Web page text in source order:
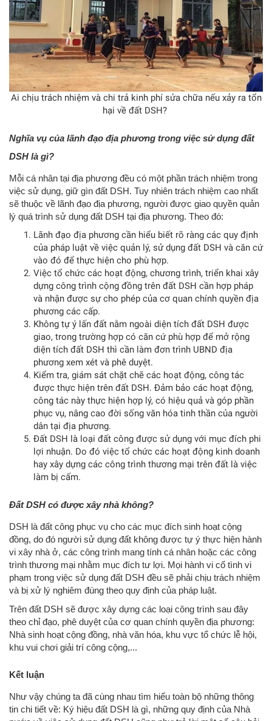
Ai chịu trách nhiệm và chi trả kinh phí sửa chữa nếu xảy ra tổn
hại về đất DSH?
Nghĩa vụ của lãnh đạo địa phương trong việc sử dụng đất
DSH là gì?
Mỗi cá nhân tại địa phương đều có một phần trách nhiệm trong
việc sử dụng, giữ gìn đất DSH. Tuy nhiên trách nhiệm cao nhất
sẽ thuộc về lãnh đạo địa phương, người được giao quyền quản
lý quá trình sử dụng đất DSH tại địa phương. Theo đó:
Lãnh đạo địa phương cần hiểu biết rõ ràng các quy định
của pháp luật về việc quản lý, sử dụng đất DSH và căn cứ
vào đó để thực hiện cho phù hợp.
Việc tổ chức các hoạt động, chương trình, triển khai xây
dựng công trình cộng đồng trên đất DSH cần hợp pháp
và nhận được sự cho phép của cơ quan chính quyền địa
phương các cấp.
Không tự ý lấn đất nằm ngoài diện tích đất DSH được
giao, trong trường hợp có căn cứ phù hợp để mở rộng
diện tích đất DSH thì cần làm đơn trình UBND địa
phương xem xét và phê duyệt.
Kiểm tra, giám sát chặt chẽ các hoạt động, công tác
được thực hiện trên đất DSH. Đảm bảo các hoạt động,
công tác này thực hiện hợp lý, có hiệu quả và góp phần
phục vụ, nâng cao đời sống văn hóa tinh thần của người
dân tại địa phương.
Đất DSH là loại đất công được sử dụng với mục đích phi
lợi nhuận. Do đó việc tổ chức các hoạt động kinh doanh
hay xây dựng các công trình thương mại trên đất là việc
làm bị cấm.
Đất DSH có được xây nhà không?
DSH là đất công phục vụ cho các mục đích sinh hoạt cộng
đồng, do đó người sử dụng đất không được tự ý thực hiện hành
vi xây nhà ở, các công trình mang tính cá nhân hoặc các công
trình thương mại nhằm mục đích tư lợi. Mọi hành vi cố tình vi
phạm trong việc sử dụng đất DSH đều sẽ phải chịu trách nhiệm
và bị xử lý nghiêm đúng theo quy định của pháp luật.
Trên đất DSH sẽ được xây dựng các loại công trình sau đây
theo chỉ đạo, phê duyệt của cơ quan chính quyền địa phương:
Nhà sinh hoạt cộng đồng, nhà văn hóa, khu vực tổ chức lễ hội,
khu vui chơi giải trí công cộng,...
Kết luận
Như vậy chúng ta đã cùng nhau tìm hiểu toàn bộ những thông
tin chi tiết về: Ký hiệu đất DSH là gì, những quy định của Nhà